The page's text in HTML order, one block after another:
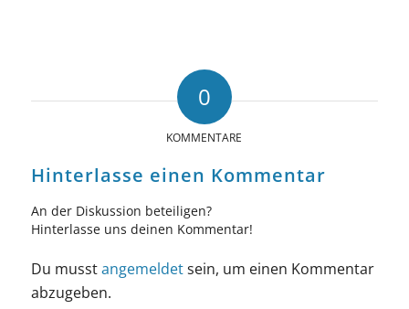
0
KOMMENTARE
Hinterlasse einen Kommentar
An der Diskussion beteiligen?
Hinterlasse uns deinen Kommentar!
Du musstangemeldetsein, um einen Kommentar
abzugeben.